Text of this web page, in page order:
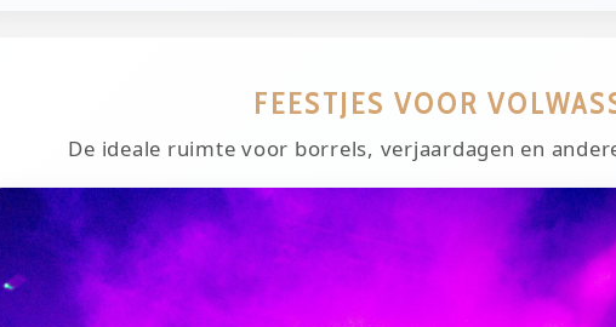
FEESTJES VOOR
De ideale ruimte voor borrels, verjaardagen en